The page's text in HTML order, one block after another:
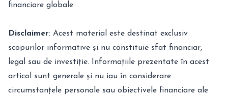
financiare globale.
Disclaimer: Acest material este destinat exclusiv
scopurilor informative și nu constituie sfat financiar,
legal sau de investiție. Informațiile prezentate în acest
articol sunt generale și nu iau în considerare
circumstanțele personale sau obiectivele financiare ale